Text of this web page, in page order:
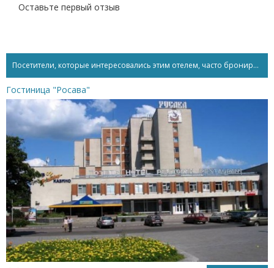
Оставьте первый отзыв
Посетители, которые интересовались этим отелем, часто бронируют...
Гостиница "Росава"